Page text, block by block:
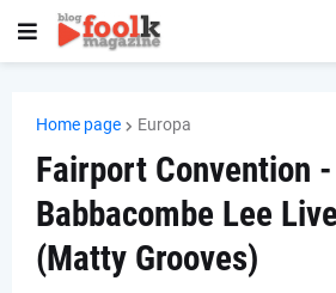
Home page Europa
Fairport Convention -
Babbacombe Lee
(Matty Grooves)